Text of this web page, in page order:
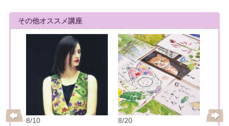
その他オススメ講座
8/10 8/20